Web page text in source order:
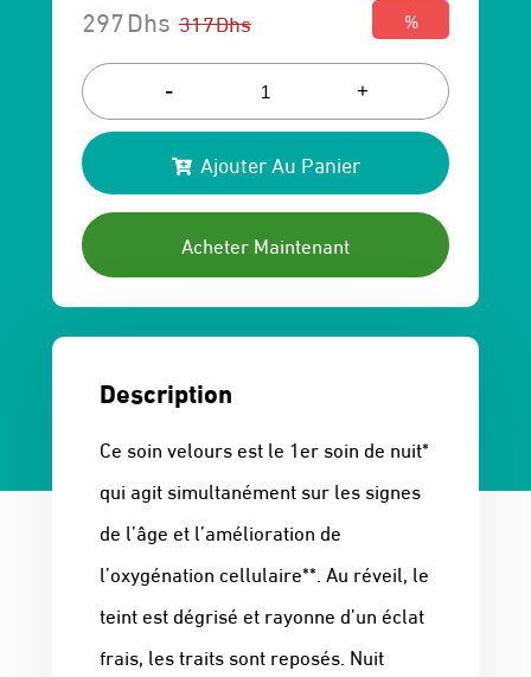
317Dhs
Le
prix
initial
était :
317 Dhs.
297Dhs
Le
prix
actuel
est :
297 Dhs.
%
- +
Ajouter Au Panier
Acheter Maintenant
Description
Ce soin velours est le 1er soin de nuit*
qui agit simultanément sur les signes
de l’âge et l’amélioration de
l’oxygénation cellulaire**. Au réveil, le
teint est dégrisé et rayonne d’un éclat
frais, les traits sont reposés. Nuit